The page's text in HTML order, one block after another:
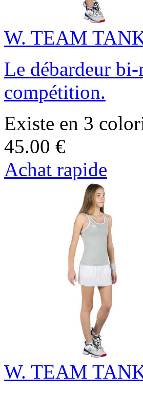
W. TEAM
Le débardeur
compétition.
Existe en 3
45.00 €
Achat rapide
W. TEAM